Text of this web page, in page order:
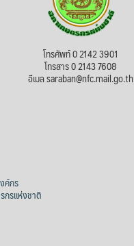
โทรศัพท์ 0 2142 3901
โทรสาร 0 2143 7608
อีเมล saraban@nfc.mail.go.th
ค์กร
กรแห่งชาติ